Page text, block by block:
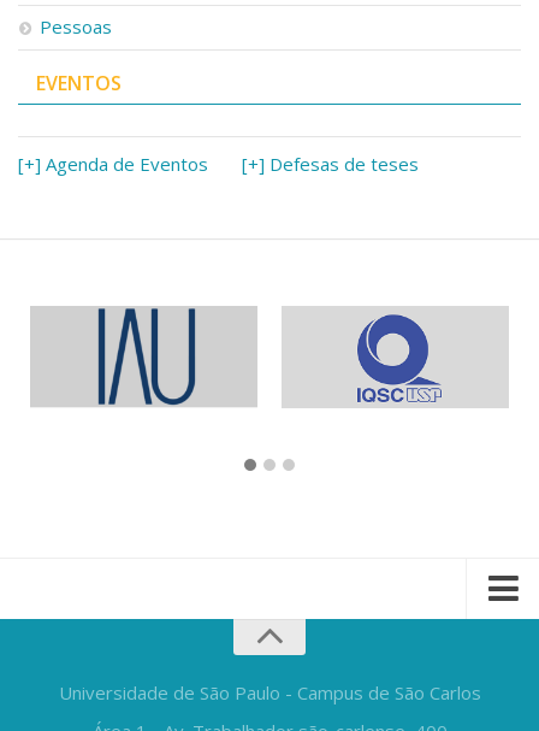
Pessoas
EVENTOS
[+] Agenda de Eventos [+] Defesas de teses
Universidade de São Paulo - Campus de São Carlos